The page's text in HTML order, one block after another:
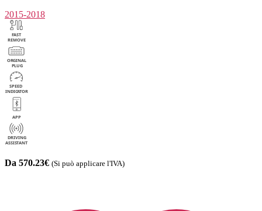
2015-2018
Da 570.23€ (Si può applicare l'IVA)